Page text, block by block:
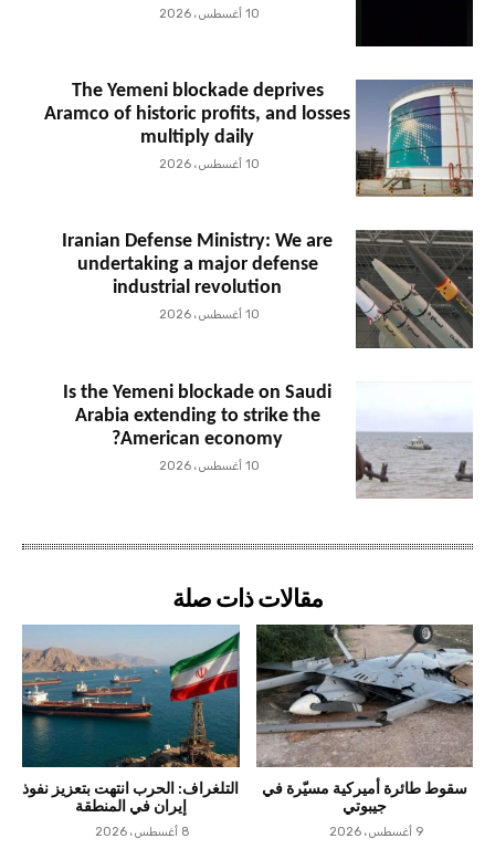
10 أغسطس، 2026
The Yemeni blockade deprives
Aramco of historic profits, and losses
multiply daily
10 أغسطس، 2026
Iranian Defense Ministry: We are
undertaking a major defense
industrial revolution
10 أغسطس، 2026
Is the Yemeni blockade on Saudi
Arabia extending to strike the
American economy?
10 أغسطس، 2026
مقالات ذات صلة
سقوط طائرة أميركية مسيّرة في
جيبوتي
9 أغسطس، 2026
التلغراف: الحرب انتهت بتعزيز نفوذ
إيران في المنطقة
8 أغسطس، 2026